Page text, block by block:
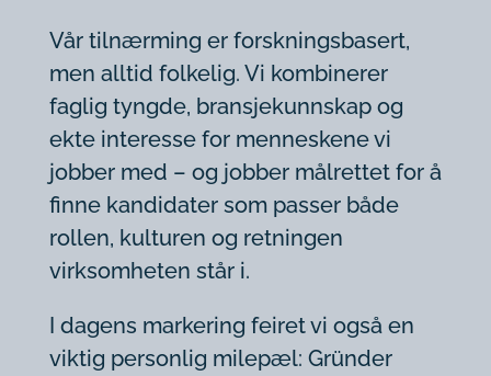
Vår tilnærming er forskningsbasert,
men alltid folkelig. Vi kombinerer
faglig tyngde, bransjekunnskap og
ekte interesse for menneskene vi
jobber med – og jobber målrettet for å
finne kandidater som passer både
rollen, kulturen og retningen
virksomheten står i.
I dagens markering feiret vi også en
viktig personlig milepæl: Gründer